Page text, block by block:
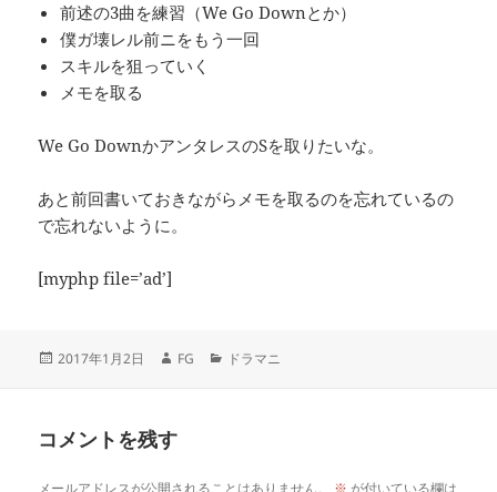
前述の3曲を練習（We Go Downとか）
僕ガ壊レル前ニをもう一回
スキルを狙っていく
メモを取る
We Go DownかアンタレスのSを取りたいな。
あと前回書いておきながらメモを取るのを忘れているの
で忘れないように。
[myphp file=’ad’]
投
2017年1月2日
作
FG
カ
ドラマニ
コメントを残す